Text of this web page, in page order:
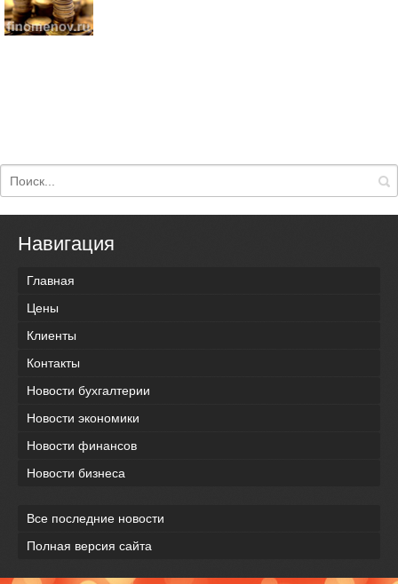
Навигация
Главная
Цены
Клиенты
Контакты
Новости бухгалтерии
Новости экономики
Новости финансов
Новости бизнеса
Все последние новости
Полная версия сайта